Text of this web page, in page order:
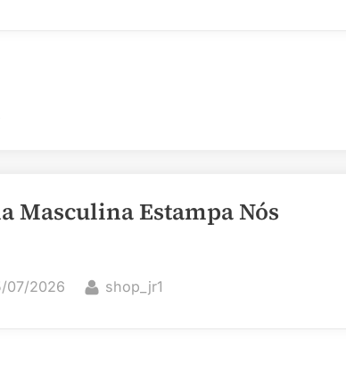
Masculina Estampa Nós
07/2026 By
shop_jr1